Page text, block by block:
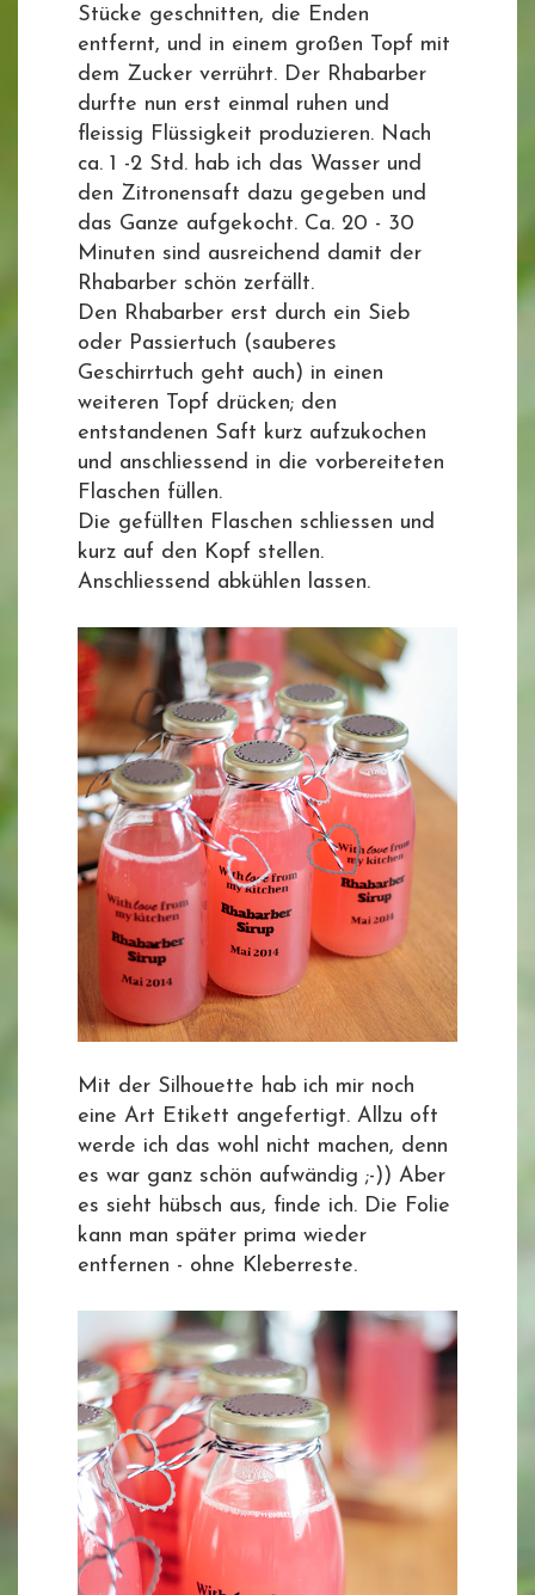
Stücke geschnitten, die Enden
entfernt, und in einem großen Topf mit
dem Zucker verrührt. Der Rhabarber
durfte nun erst einmal ruhen und
fleissig Flüssigkeit produzieren. Nach
ca. 1 -2 Std. hab ich das Wasser und
den Zitronensaft dazu gegeben und
das Ganze aufgekocht. Ca. 20 - 30
Minuten sind ausreichend damit der
Rhabarber schön zerfällt.
Den Rhabarber erst durch ein Sieb
oder Passiertuch (sauberes
Geschirrtuch geht auch) in einen
weiteren Topf drücken; den
entstandenen Saft kurz aufzukochen
und anschliessend in die vorbereiteten
Flaschen füllen.
Die gefüllten Flaschen schliessen und
kurz auf den Kopf stellen.
Anschliessend abkühlen lassen.
Mit der Silhouette hab ich mir noch
eine Art Etikett angefertigt. Allzu oft
werde ich das wohl nicht machen, denn
es war ganz schön aufwändig ;-)) Aber
es sieht hübsch aus, finde ich. Die Folie
kann man später prima wieder
entfernen - ohne Kleberreste.